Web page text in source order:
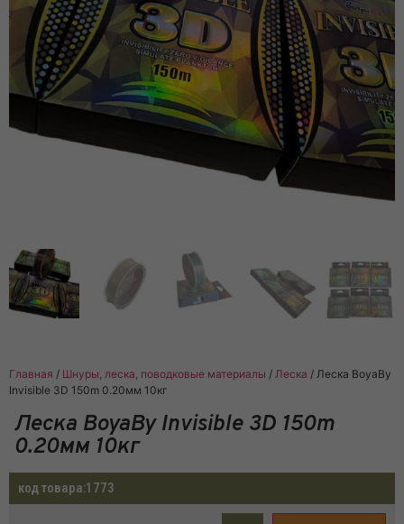
Главная / Шнуры, леска, поводковые материалы / Леска / Леска BoyaBy
Invisible 3D 150m 0.20мм 10кг
Леска BoyaBy Invisible 3D 150m
0.20мм 10кг
код товара:1773